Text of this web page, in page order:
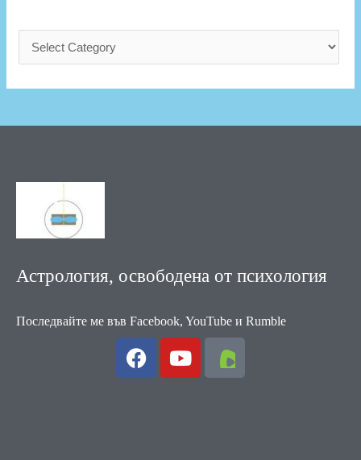
Астрология, освободена от психология
Последвайте ме във Facebook, YouTube и Rumble
F
a
Y
o